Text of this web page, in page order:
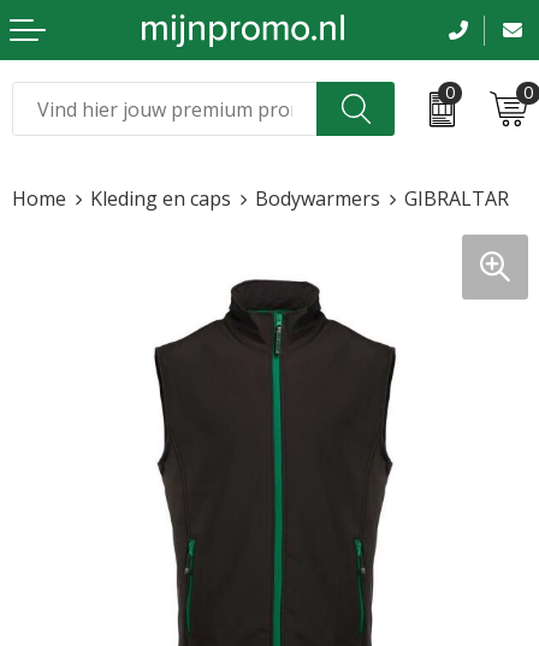
0 0
Kleding & caps
Tassen en reizen
Beurs en evenementen
Bloemen en planten
Sinterklaas
Home Kleding en caps Bodywarmers GIBRALTAR